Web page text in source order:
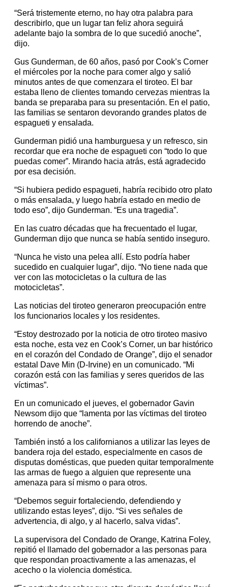
“Será tristemente eterno, no hay otra palabra para
describirlo, que un lugar tan feliz ahora seguirá
adelante bajo la sombra de lo que sucedió anoche”,
dijo.
Gus Gunderman, de 60 años, pasó por Cook’s Corner
el miércoles por la noche para comer algo y salió
minutos antes de que comenzara el tiroteo. El bar
estaba lleno de clientes tomando cervezas mientras la
banda se preparaba para su presentación. En el patio,
las familias se sentaron devorando grandes platos de
espagueti y ensalada.
Gunderman pidió una hamburguesa y un refresco, sin
recordar que era noche de espagueti con “todo lo que
puedas comer”. Mirando hacia atrás, está agradecido
por esa decisión.
“Si hubiera pedido espagueti, habría recibido otro plato
o más ensalada, y luego habría estado en medio de
todo eso”, dijo Gunderman. “Es una tragedia”.
En las cuatro décadas que ha frecuentado el lugar,
Gunderman dijo que nunca se había sentido inseguro.
“Nunca he visto una pelea allí. Esto podría haber
sucedido en cualquier lugar”, dijo. “No tiene nada que
ver con las motocicletas o la cultura de las
motocicletas”.
Las noticias del tiroteo generaron preocupación entre
los funcionarios locales y los residentes.
“Estoy destrozado por la noticia de otro tiroteo masivo
esta noche, esta vez en Cook’s Corner, un bar histórico
en el corazón del Condado de Orange”, dijo el senador
estatal Dave Min (D-Irvine) en un comunicado. “Mi
corazón está con las familias y seres queridos de las
víctimas”.
En un comunicado el jueves, el gobernador Gavin
Newsom dijo que “lamenta por las víctimas del tiroteo
horrendo de anoche”.
También instó a los californianos a utilizar las leyes de
bandera roja del estado, especialmente en casos de
disputas domésticas, que pueden quitar temporalmente
las armas de fuego a alguien que represente una
amenaza para sí mismo o para otros.
“Debemos seguir fortaleciendo, defendiendo y
utilizando estas leyes”, dijo. “Si ves señales de
advertencia, di algo, y al hacerlo, salva vidas”.
La supervisora del Condado de Orange, Katrina Foley,
repitió el llamado del gobernador a las personas para
que respondan proactivamente a las amenazas, el
acecho o la violencia doméstica.